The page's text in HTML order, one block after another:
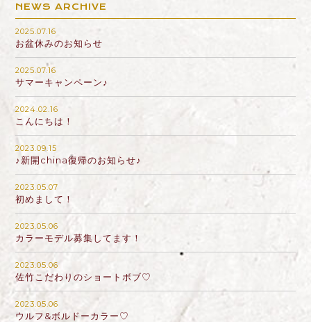
NEWS ARCHIVE
2025.07.16
お盆休みのお知らせ
2025.07.16
サマーキャンペーン♪
2024.02.16
こんにちは！
2023.09.15
♪新開china復帰のお知らせ♪
2023.05.07
初めまして！
2023.05.06
カラーモデル募集してます！
2023.05.06
佐竹こだわりのショートボブ♡
2023.05.06
ウルフ&ボルドーカラー♡